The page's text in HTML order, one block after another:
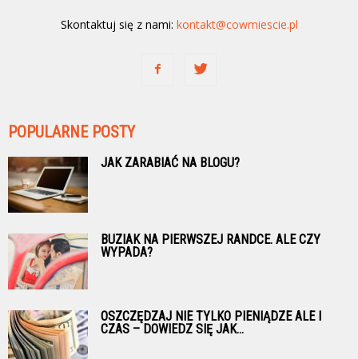
Skontaktuj się z nami: kontakt@cowmiescie.pl
POPULARNE POSTY
JAK ZARABIAĆ NA BLOGU?
BUZIAK NA PIERWSZEJ RANDCE. ALE CZY
WYPADA?
OSZCZĘDZAJ NIE TYLKO PIENIĄDZE ALE I
CZAS – DOWIEDZ SIĘ JAK...